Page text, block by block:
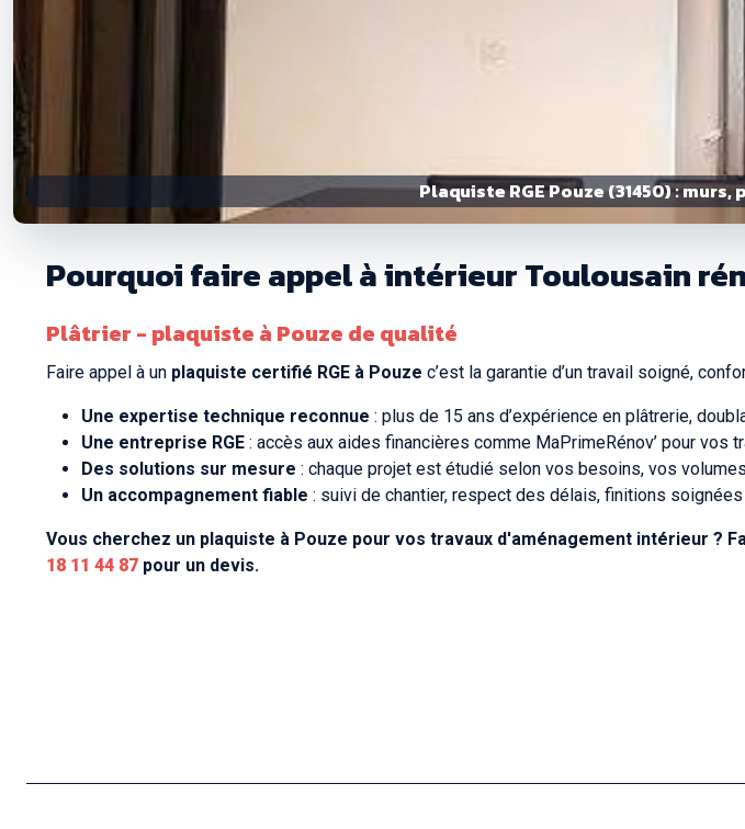
Plaquiste RGE Pouze (31450) :
Pourquoi faire appel à intérieur Toulousain
Plâtrier - plaquiste à Pouze de qualité
Faire appel à un plaquiste certifié RGE à Pouze c’est la garantie d’un travail soigné,
Une expertise technique reconnue : plus de 15 ans d’expérience en plâtrerie,
Une entreprise RGE : accès aux aides financières comme MaPrimeRénov’ pour vos
Des solutions sur mesure : chaque projet est étudié selon vos besoins, vos
Un accompagnement fiable : suivi de chantier, respect des délais, finitions
Vous cherchez un plaquiste à Pouze pour vos travaux d'aménagement intérieur ?
18 11 44 87 pour un devis.